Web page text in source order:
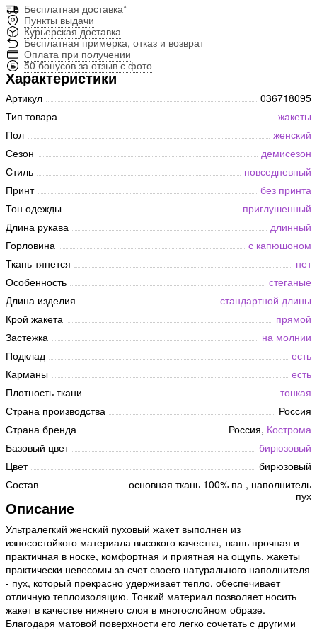
Бесплатная доставка*
Пункты выдачи
Курьерская доставка
Бесплатная примерка, отказ и возврат
Оплата при получении
50 бонусов за отзыв с фото
Характеристики
Артикул
036718095
Тип товара
жакеты
Пол
женский
Сезон
демисезон
Стиль
повседневный
Принт
без принта
Тон одежды
приглушенный
Длина рукава
длинный
Горловина
с капюшоном
Ткань тянется
нет
Особенность
стеганые
Длина изделия
стандартной длины
Крой жакета
прямой
Застежка
на молнии
Подклад
есть
Карманы
есть
Плотность ткани
тонкая
Страна производства
Россия
Страна бренда
Россия, Кострома
Базовый цвет
бирюзовый
Цвет
бирюзовый
Состав
основная ткань 100% па , наполнитель
пух
Описание
Ультралегкий женский пуховый жакет выполнен из
износостойкого материала высокого качества, ткань прочная и
практичная в носке, комфортная и приятная на ощупь. жакеты
практически невесомы за счет своего натурального наполнителя
- пух, который прекрасно удерживает тепло, обеспечивает
отличную теплоизоляцию. Тонкий материал позволяет носить
жакет в качестве нижнего слоя в многослойном образе.
Благодаря матовой поверхности его легко сочетать с другими